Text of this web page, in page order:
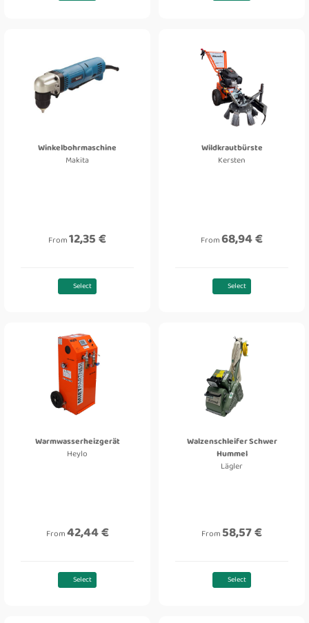
Winkelbohrmaschine
Makita
From12,35 €
Select
Wildkrautbürste
Kersten
From68,94 €
Select
Warmwasserheizgerät
Heylo
From42,44 €
Select
Walzenschleifer Schwer
Hummel
Lägler
From58,57 €
Select